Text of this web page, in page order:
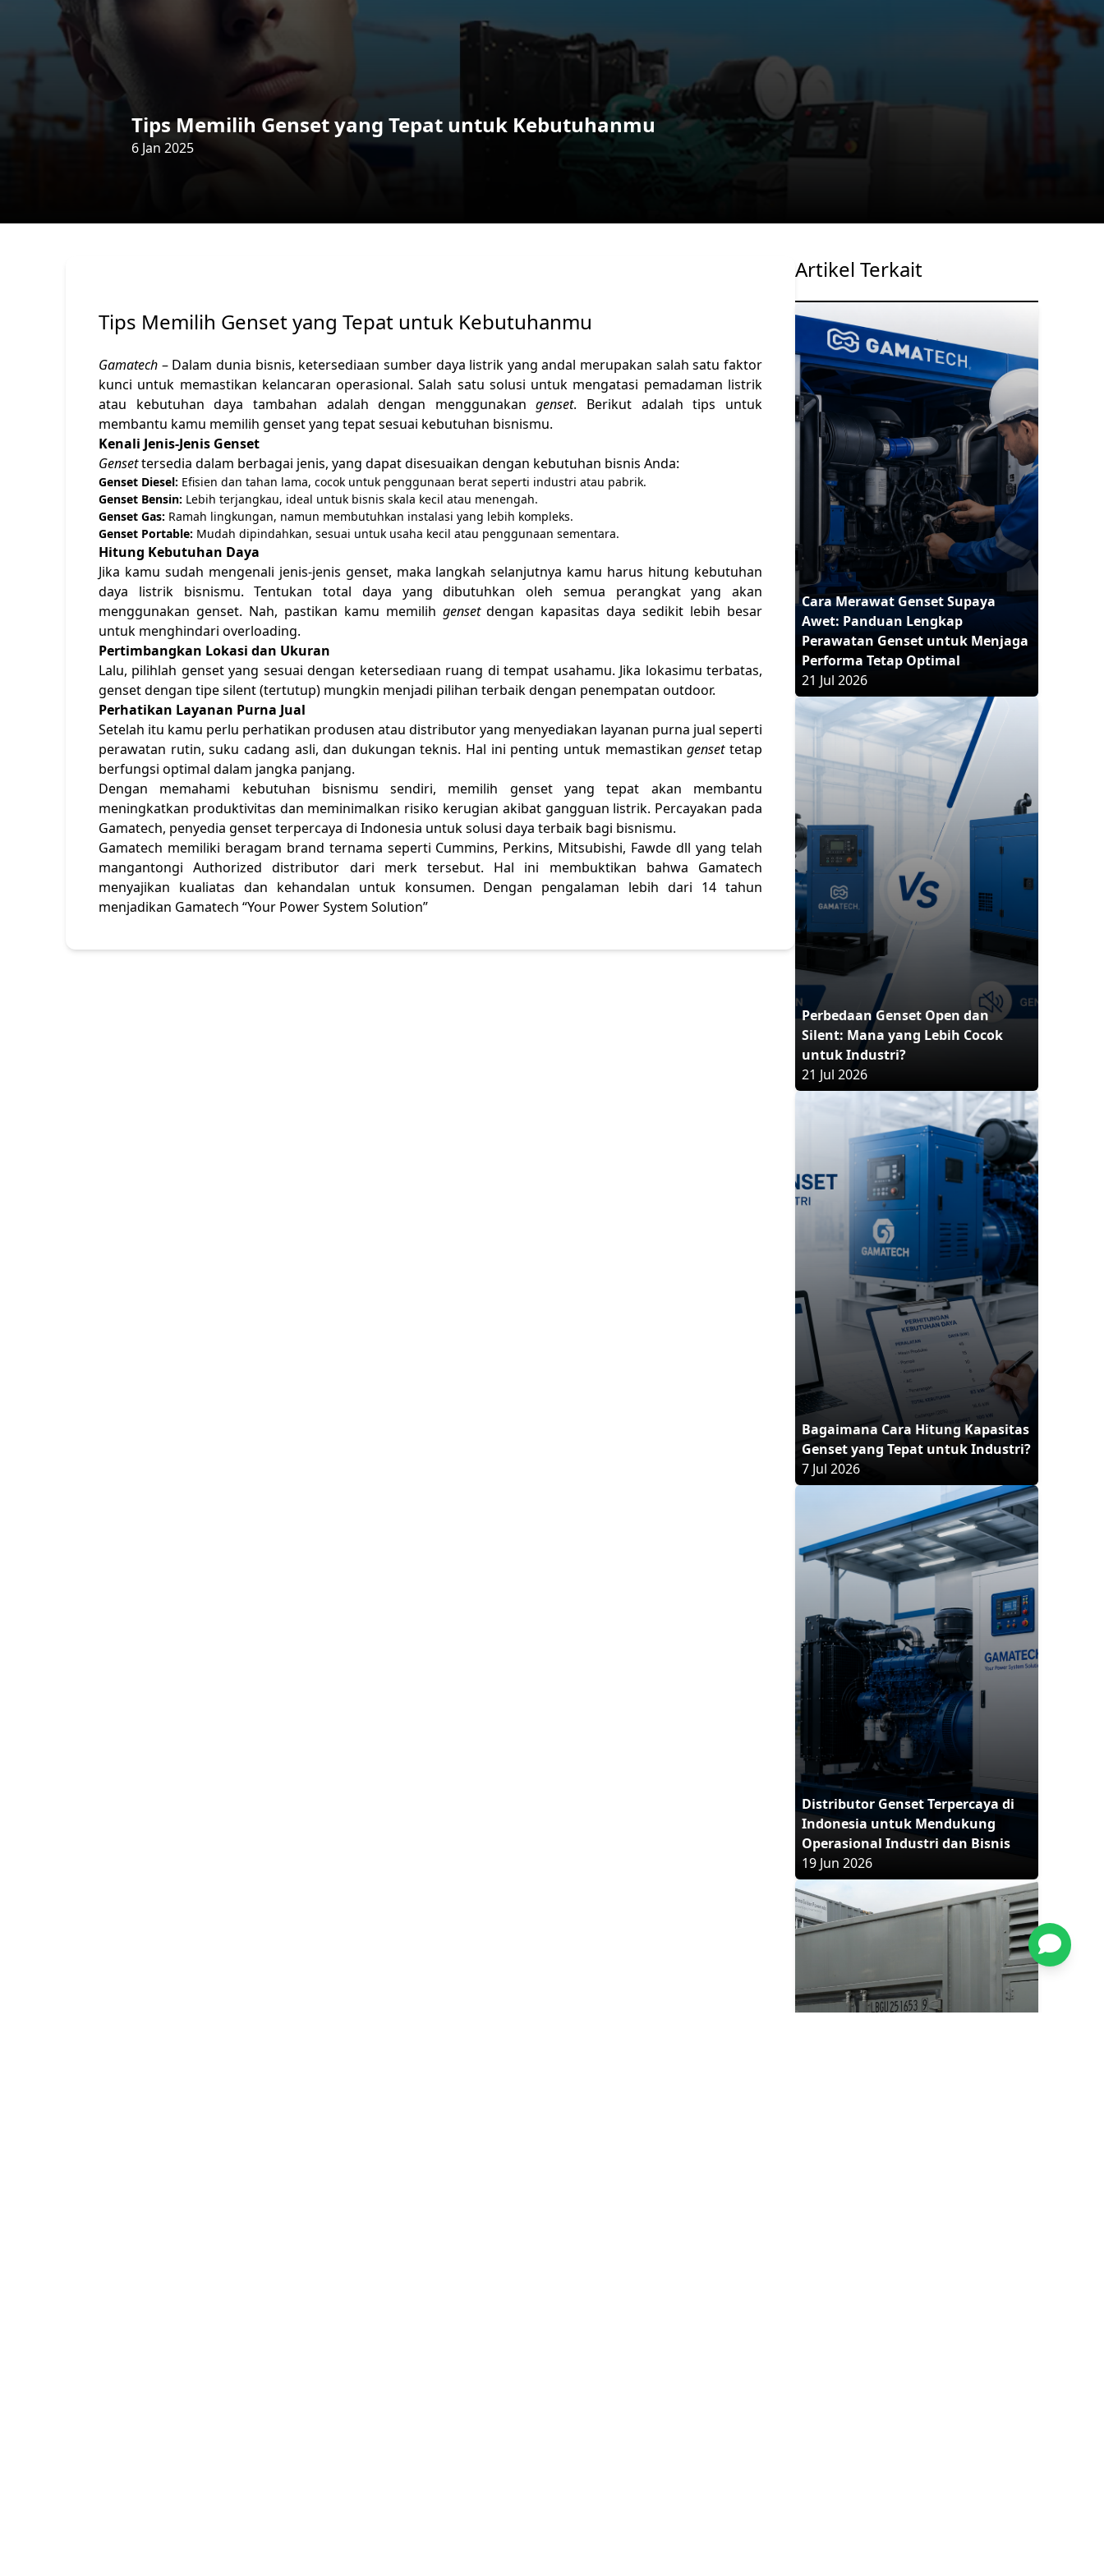
6 Jan 2025
Tips Memilih Genset yang Tepat untuk Kebutuhanmu
Tips Memilih Genset yang Tepat untuk Kebutuhanmu
Gamatech – Dalam dunia bisnis, ketersediaan sumber daya listrik yang andal merupakan salah satu faktor
kunci untuk memastikan kelancaran operasional. Salah satu solusi untuk mengatasi pemadaman listrik
atau kebutuhan daya tambahan adalah dengan menggunakangenset. Berikut adalah tips untuk
membantu kamu memilih genset yang tepat sesuai kebutuhan bisnismu.
Kenali Jenis-Jenis Genset
Gensettersedia dalam berbagai jenis, yang dapat disesuaikan dengan kebutuhan bisnis Anda:
Genset Diesel: Efisien dan tahan lama, cocok untuk penggunaan berat seperti industri atau pabrik.
Genset Bensin: Lebih terjangkau, ideal untuk bisnis skala kecil atau menengah.
Genset Gas: Ramah lingkungan, namun membutuhkan instalasi yang lebih kompleks.
Genset Portable: Mudah dipindahkan, sesuai untuk usaha kecil atau penggunaan sementara.
Hitung Kebutuhan Daya
Jika kamu sudah mengenali jenis-jenis genset, maka langkah selanjutnya kamu harus hitung kebutuhan
daya listrik bisnismu. Tentukan total daya yang dibutuhkan oleh semua perangkat yang akan
menggunakan genset. Nah, pastikan kamu memilih gensetdengan kapasitas daya sedikit lebih besar
untuk menghindari overloading.
Pertimbangkan Lokasi dan Ukuran
Lalu, pilihlah genset yang sesuai dengan ketersediaan ruang di tempat usahamu. Jika lokasimu terbatas,
genset dengan tipe silent (tertutup) mungkin menjadi pilihan terbaik dengan penempatan outdoor.
Perhatikan Layanan Purna Jual
Setelah itu kamu perlu perhatikan produsen atau distributor yang menyediakan layanan purna jual seperti
perawatan rutin, suku cadang asli, dan dukungan teknis. Hal ini penting untuk memastikangensettetap
berfungsi optimal dalam jangka panjang.
Dengan memahami kebutuhan bisnismu sendiri, memilih genset yang tepat akan membantu
meningkatkan produktivitas dan meminimalkan risiko kerugian akibat gangguan listrik. Percayakan pada
Gamatech, penyedia genset terpercaya di Indonesia untuk solusi daya terbaik bagi bisnismu.
Gamatech memiliki beragam brand ternama seperti Cummins, Perkins, Mitsubishi, Fawde dll yang telah
mangantongi Authorized distributor dari merk tersebut. Hal ini membuktikan bahwa Gamatech
menyajikan kualiatas dan kehandalan untuk konsumen. Dengan pengalaman lebih dari 14 tahun
menjadikan Gamatech “Your Power System Solution”
Artikel Terkait
21 Jul 2026
Cara Merawat Genset Supaya
Awet: Panduan Lengkap
Perawatan Genset untuk Menjaga
Performa Tetap Optimal
21 Jul 2026
Perbedaan Genset Open dan
Silent: Mana yang Lebih Cocok
untuk Industri?
7 Jul 2026
Bagaimana Cara Hitung Kapasitas
Genset yang Tepat untuk Industri?
19 Jun 2026
Distributor Genset Terpercaya di
Indonesia untuk Mendukung
Operasional Industri dan Bisnis